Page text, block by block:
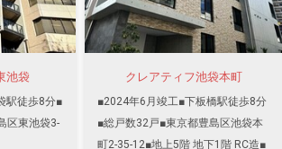
池袋
駅徒歩8分■
区東池袋3-
クレアティフ池袋本町
■2024年6月竣工■下板橋駅徒歩8分
■総戸数32戸■東京都豊島区池袋本
町2-35-12■地上5階 地下1階 RC造■